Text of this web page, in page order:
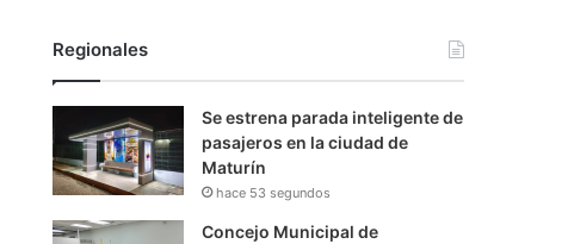
Regionales
Se estrena parada inteligente de
pasajeros en la ciudad de
Maturín
hace 53 segundos
Concejo Municipal de